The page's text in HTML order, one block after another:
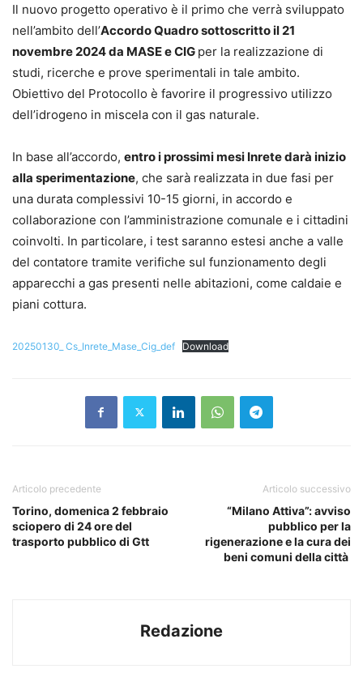
Il nuovo progetto operativo è il primo che verrà sviluppato
nell’ambito dell’Accordo Quadro sottoscritto il 21
novembre 2024 da MASE e CIG per la realizzazione di
studi, ricerche e prove sperimentali in tale ambito.
Obiettivo del Protocollo è favorire il progressivo utilizzo
dell’idrogeno in miscela con il gas naturale.
In base all’accordo, entro i prossimi mesi Inrete darà inizio
alla sperimentazione, che sarà realizzata in due fasi per
una durata complessivi 10-15 giorni, in accordo e
collaborazione con l’amministrazione comunale e i cittadini
coinvolti. In particolare, i test saranno estesi anche a valle
del contatore tramite verifiche sul funzionamento degli
apparecchi a gas presenti nelle abitazioni, come caldaie e
piani cottura.
20250130_ Cs_Inrete_Mase_Cig_def Download
Articolo precedente
Torino, domenica 2 febbraio
sciopero di 24 ore del
trasporto pubblico di Gtt
Articolo successivo
“Milano Attiva”: avviso
pubblico per la
rigenerazione e la cura dei
beni comuni della città
Redazione